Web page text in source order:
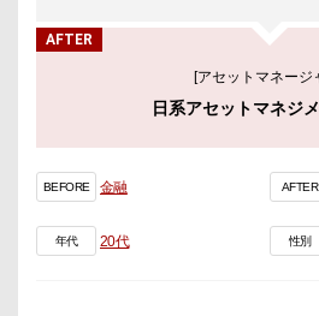
AFTER
[アセットマネージ
日系アセットマネジ
BEFORE 金融 AFTER
年代 20代 性別